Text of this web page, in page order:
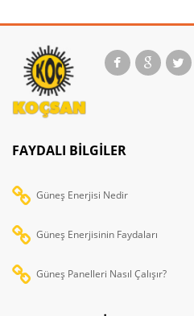
FAYDALI BILGILER
Güneş Enerjisi Nedir
Güneş Enerjisinin Faydaları
Güneş Panelleri Nasıl Çalışır?